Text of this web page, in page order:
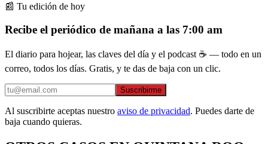
📰 Tu edición de hoy
Recibe el periódico de mañana a las 7:00 am
El diario para hojear, las claves del día y el podcast ☕ — todo en un
correo, todos los días. Gratis, y te das de baja con un clic.
Suscribirme
Al suscribirte aceptas nuestro aviso de privacidad. Puedes darte de
baja cuando quieras.